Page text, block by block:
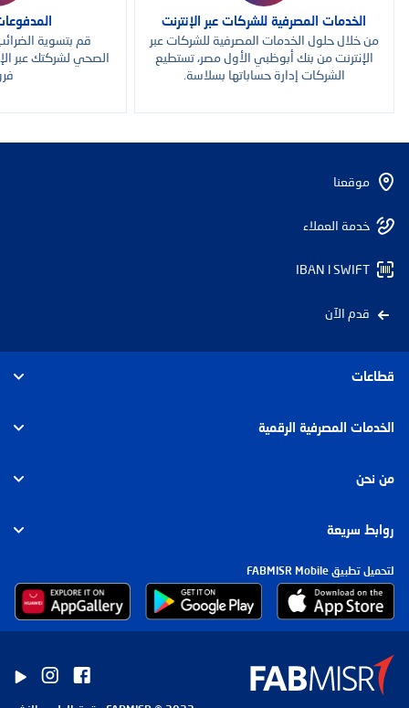
الخدمات المصرفية للشركات عبر الإنترنت
من خلال حلول الخدمات المصرفية للشركات عبر
الإنترنت من بنك أبوظبي الأول مصر، تستطيع
الشركات إدارة حساباتها بسلاسة.
قم بتسوية
الصحي لشركتك عبر
موقعنا
خدمة العملاء
IBAN l SWIFT
قدم الآن
قطاعات
الأفراد
الأعمال
الإسلامي
الخدمات المصرفية الرقمية
الأفراد
الشركات
من نحن
عن بنك أبوظبي الأول مصر
مجموعة بنك أبوظبي الأول
الاستدامة
الأخبار
روابط سريعة
الشروط والرسوم وأسعار العوائد
رؤى السوق
إرشادات العملاء
لتحميل تطبيق FABMISR Mobile